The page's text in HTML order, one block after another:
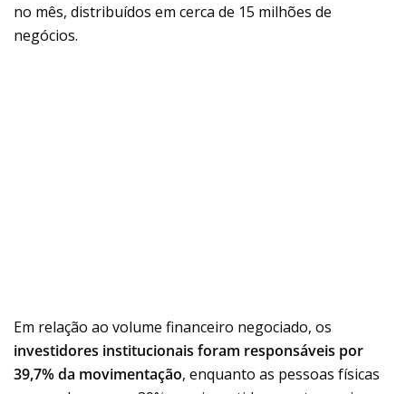
no mês, distribuídos em cerca de 15 milhões de
negócios.
Em relação ao volume financeiro negociado, os
investidores institucionais foram responsáveis por
39,7% da movimentação, enquanto as pessoas físicas